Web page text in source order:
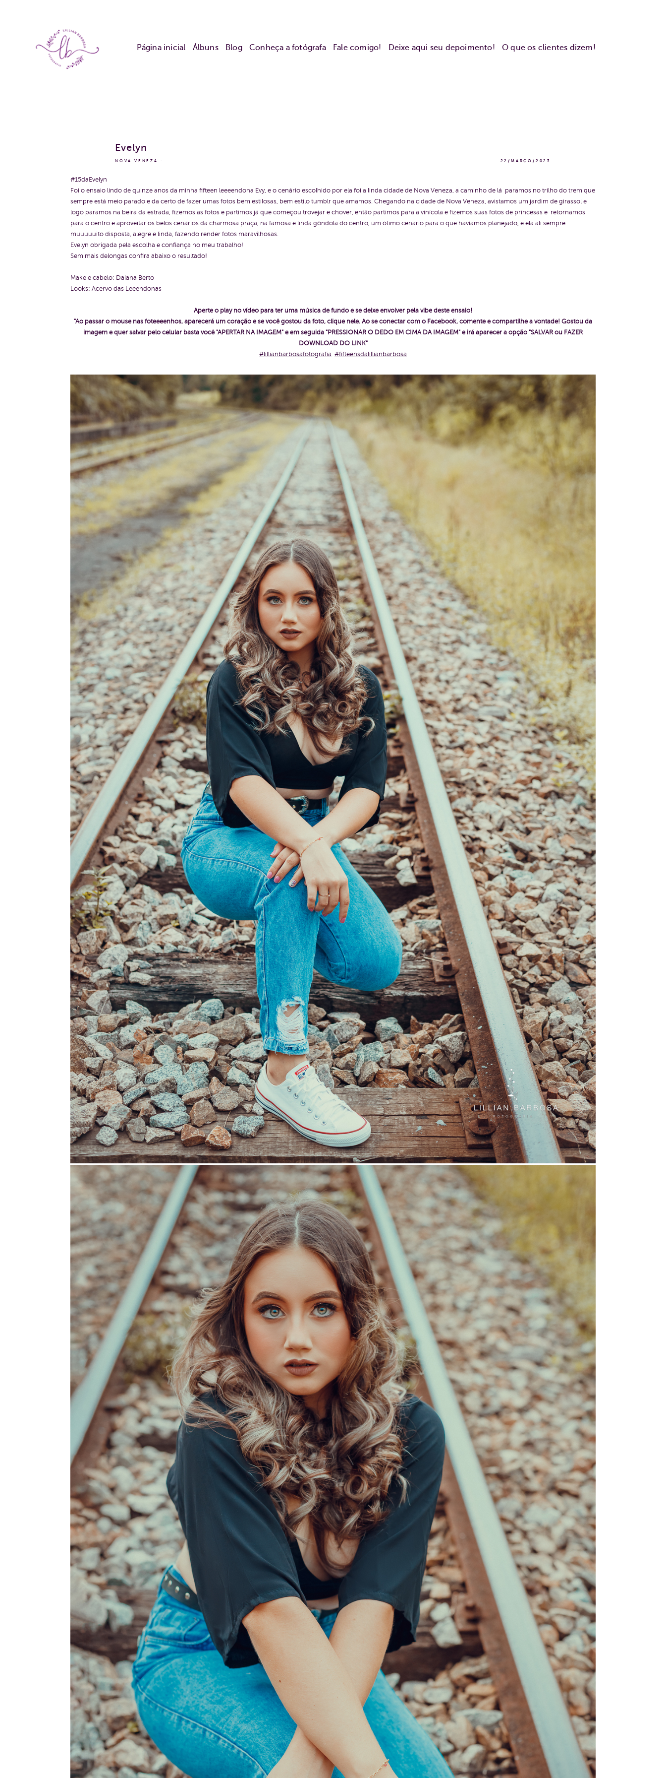
Página inicial Álbuns Blog Conheça a fotógrafa Fale comigo! Deixe aqui seu depoimento! O que os clientes dizem!
NOVA VENEZA 22/MARÇO/2023
Evelyn
#15daEvelyn
Foi o ensaio lindo de quinze anos da minha fifteen leeeendona Evy, e o cenário escolhido por ela foi a linda cidade de Nova Veneza, a caminho de lá paramos no trilho do trem que
sempre está meio parado e da certo de fazer umas fotos bem estilosas, bem estilo tumblr que amamos. Chegando na cidade de Nova Veneza, avistamos um jardim de girassol e
logo paramos na beira da estrada, fizemos as fotos e partimos já que começou trovejar e chover, então partimos para a vinícola e fizemos suas fotos de princesas e retornamos
para o centro e aproveitar os belos cenários da charmosa praça, na famosa e linda gôndola do centro, um ótimo cenário para o que havíamos planejado, e ela ali sempre
muuuuuito disposta, alegre e linda, fazendo render fotos maravilhosas.
Evelyn obrigada pela escolha e confiança no meu trabalho!
Sem mais delongas confira abaixo o resultado!
Make e cabelo: Daiana Berto
Looks: Acervo das Leeendonas
Aperte o play no vídeo para ter uma música de fundo e se deixe envolver pela vibe deste ensaio!
"Ao passar o mouse nas foteeeenhos, aparecerá um coração e se você gostou da foto, clique nele. Ao se conectar com o Facebook, comente e compartilhe a vontade! Gostou da
imagem e quer salvar pelo celular basta você "APERTAR NA IMAGEM" e em seguida "PRESSIONAR O DEDO EM CIMA DA IMAGEM" e irá aparecer a opção "SALVAR ou FAZER
DOWNLOAD DO LINK"
#lillianbarbosafotografia #fifteensdalillianbarbosa